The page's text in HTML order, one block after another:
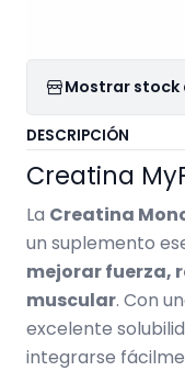
Mostrar stock
DESCRIPCIÓN
Creatina
La Creatina
un suplemento
mejorar fuerza,
muscular. Con
excelente
integrarse